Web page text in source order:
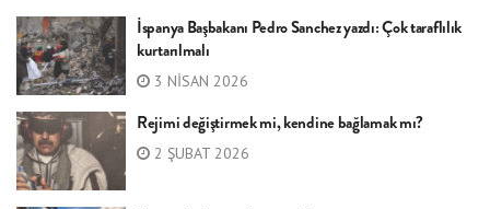
İspanya Başbakanı Pedro Sanchez yazdı: Çok taraflılık
kurtarılmalı
3 NISAN 2026
Rejimi değiştirmek mi, kendine bağlamak mı?
2 ŞUBAT 2026